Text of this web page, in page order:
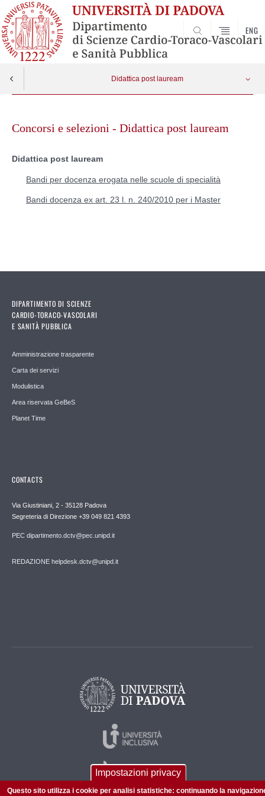
SEARCH
ENG
Didattica post lauream
contentConcorsi e selezioni - Didattica post lauream
Didattica post lauream
Bandi per docenza erogata nelle scuole di specialità
Bandi docenza ex art. 23 l. n. 240/2010 per i Master
DIPARTIMENTO DI SCIENZE
CARDIO-TORACO-VASCOLARI
E SANITÀ PUBBLICA
Amministrazione trasparente
Carta dei servizi
Modulistica
Area riservata GeBeS
Planet Time
CONTACTS
Via Giustiniani, 2 - 35128 Padova
Segreteria di Direzione +39 049 821 4393
PEC dipartimento.dctv@pec.unipd.it
REDAZIONE helpdesk.dctv@unipd.it
Impostazioni privacy
Questo sito utilizza i cookie per analisi statistiche: continuando la